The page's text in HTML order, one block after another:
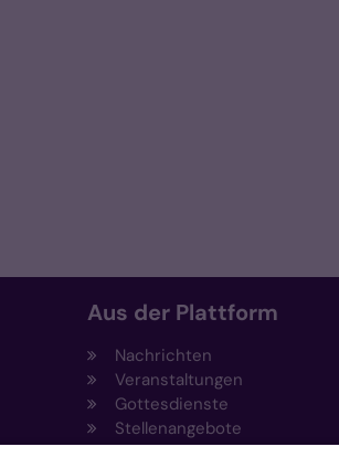
Aus der Plattform
Nachrichten
Veranstaltungen
Gottesdienste
Stellenangebote